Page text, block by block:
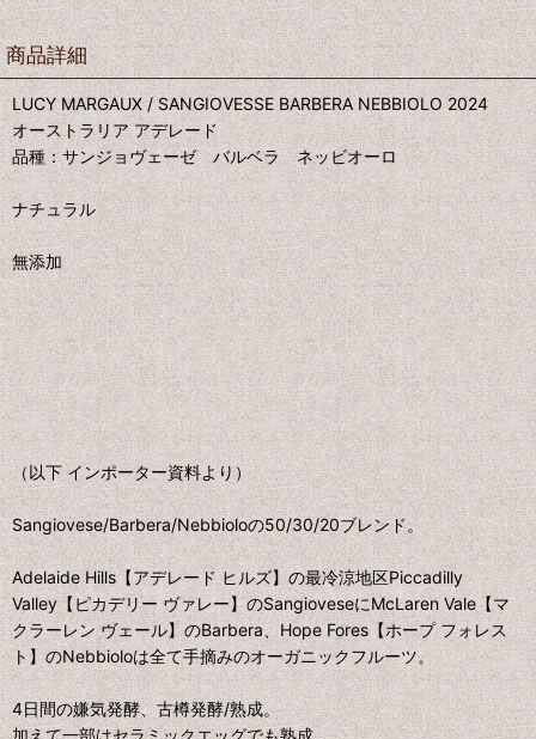
商品詳細
LUCY MARGAUX / SANGIOVESSE BARBERA NEBBIOLO 2024
オーストラリア アデレード
品種：サンジョヴェーゼ バルベラ ネッビオーロ
ナチュラル
無添加
（以下 インポーター資料より）
Sangiovese/Barbera/Nebbioloの50/30/20ブレンド。
Adelaide Hills【アデレード ヒルズ】の最冷涼地区Piccadilly
Valley【ピカデリー ヴァレー】のSangioveseにMcLaren Vale【マ
クラーレン ヴェール】のBarbera、Hope Fores【ホープ フォレス
ト】のNebbioloは全て手摘みのオーガニックフルーツ。
4日間の嫌気発酵、古樽発酵/熟成。